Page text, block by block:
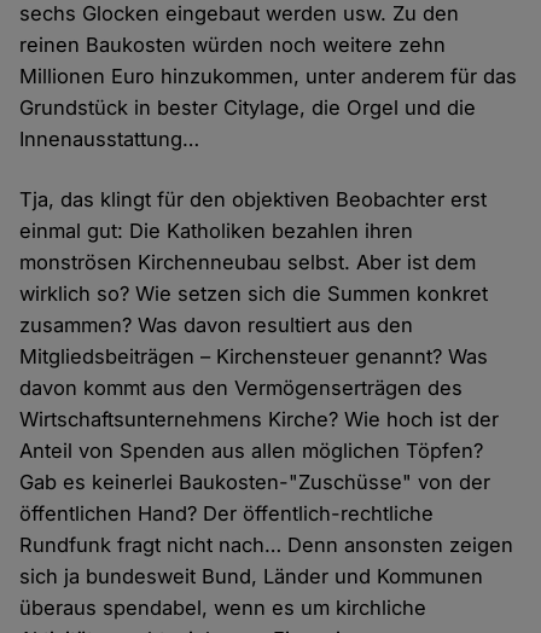
sechs Glocken eingebaut werden usw. Zu den
reinen Baukosten würden noch weitere zehn
Millionen Euro hinzukommen, unter anderem für das
Grundstück in bester Citylage, die Orgel und die
Innenausstattung…
Tja, das klingt für den objektiven Beobachter erst
einmal gut: Die Katholiken bezahlen ihren
monströsen Kirchenneubau selbst. Aber ist dem
wirklich so? Wie setzen sich die Summen konkret
zusammen? Was davon resultiert aus den
Mitgliedsbeiträgen – Kirchensteuer genannt? Was
davon kommt aus den Vermögenserträgen des
Wirtschaftsunternehmens Kirche? Wie hoch ist der
Anteil von Spenden aus allen möglichen Töpfen?
Gab es keinerlei Baukosten-"Zuschüsse" von der
öffentlichen Hand? Der öffentlich-rechtliche
Rundfunk fragt nicht nach… Denn ansonsten zeigen
sich ja bundesweit Bund, Länder und Kommunen
überaus spendabel, wenn es um kirchliche